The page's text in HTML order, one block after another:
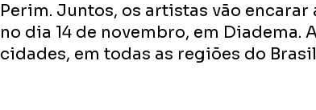
Perim. Juntos, os artistas vão
no dia 14 de novembro, em Diadema.
cidades, em todas as regiões do